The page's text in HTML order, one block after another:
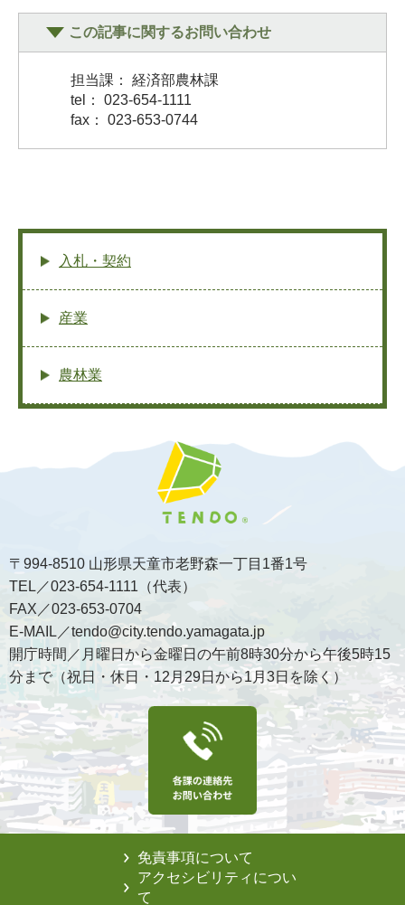
この記事に関するお問い合わせ
担当課： 経済部農林課
tel： 023-654-1111
fax： 023-653-0744
入札・契約
産業
農林業
〒994-8510 山形県天童市老野森一丁目1番1号
TEL／023-654-1111（代表）
FAX／023-653-0704
E-MAIL／tendo@city.tendo.yamagata.jp
開庁時間／月曜日から金曜日の午前8時30分から午後5時15
分まで（祝日・休日・12月29日から1月3日を除く）
免責事項について
アクセシビリティについ
て